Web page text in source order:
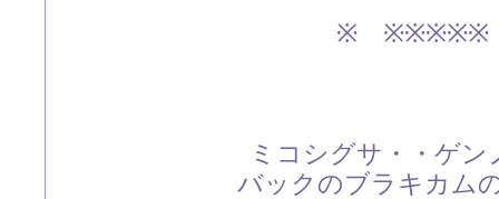
※
ミコシグサ・・ゲン
バックのブラキカム